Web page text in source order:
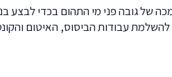
של גובה פני מי התהום בכדי
עבודות הביסוס, האיטום